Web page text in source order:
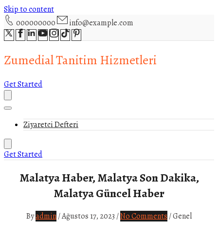
Skip to content
000000000
info@example.com
Zumedial Tanitim Hizmetleri
Get Started
Ziyaretci Defteri
Get Started
Malatya Haber, Malatya Son Dakika,
Malatya Güncel Haber
Byadmin/Ağustos 17, 2023 /No Comments /Genel